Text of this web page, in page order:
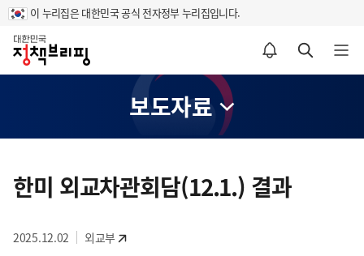
이 누리집은 대한민국 공식 전자정부 누리집입니다.
홈
알림설정 바로가기 검색 바로가기 메뉴 열기
보도자료
텐
츠
역
한미 외교차관회담(12.1.) 결과
2025.12.02 외교부